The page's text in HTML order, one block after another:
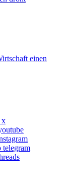
einen
x
telegram